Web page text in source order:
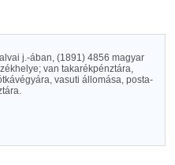
j.-ában, (1891) 4856 magyar
van takarékpénztára,
vasuti állomása, posta-